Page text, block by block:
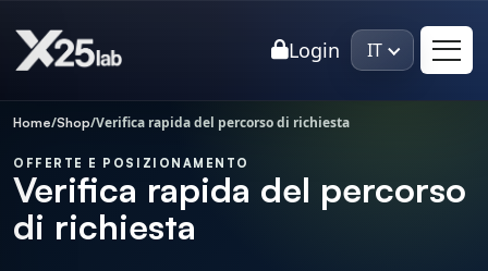
Login IT
Home/Shop/Verifica rapida del percorso di richiesta
OFFERTE E POSIZIONAMENTO
Verifica rapida del percorso
di richiesta
Roman Mayr
Roman Mayr